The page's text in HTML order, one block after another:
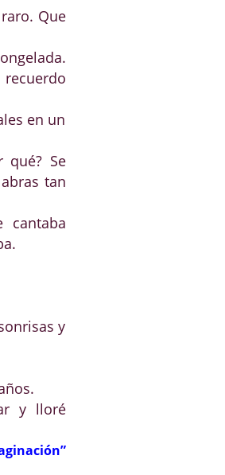
Que
recuerdo
en un
qué? Se
tan
cantaba
y
y lloré